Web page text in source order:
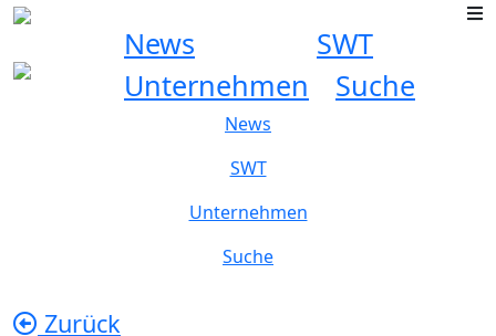
News
SWT
Unternehmen
Suche
News
SWT
Unternehmen
Suche
Zurück